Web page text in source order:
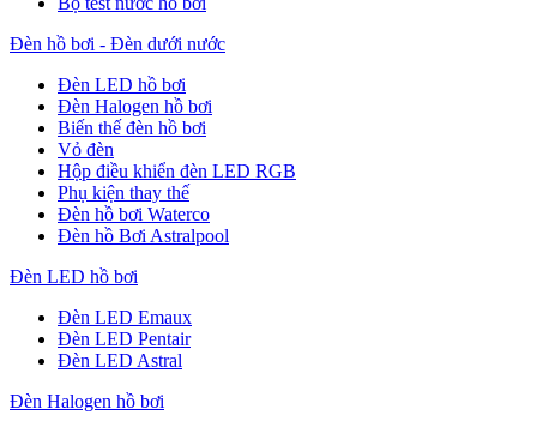
Đèn hồ bơi - Đèn dưới nước
Đèn LED hồ bơi
Đèn Halogen hồ bơi
Biến thế đèn hồ bơi
Vỏ đèn
Hộp điều khiển đèn LED RGB
Phụ kiện thay thế
Đèn hồ bơi Waterco
Đèn hồ Bơi Astralpool
Đèn LED hồ bơi
Đèn LED Emaux
Đèn LED Pentair
Đèn LED Astral
Đèn Halogen hồ bơi